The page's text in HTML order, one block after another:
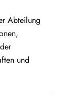
Abteilung
und